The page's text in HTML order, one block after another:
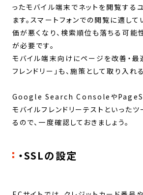
ったモバイル端末でネットを閲覧する
ます。スマートフォンでの閲覧に適し
価が悪くなり、検索順位も落ちる可能
が必要です。
モバイル端末向けにページを改善・最
フレンドリー」も、施策として取り入れ
Google Search Consoleや
モバイルフレンドリーテストといった
るので、一度確認しておきましょう。
・SSLの設定